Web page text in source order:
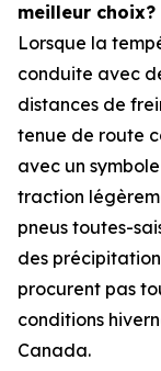
meilleur choix?
Lorsque la
conduite avec
distances de
tenue de route
avec un
traction
pneus toutes-
des
procurent pas
conditions
Canada.